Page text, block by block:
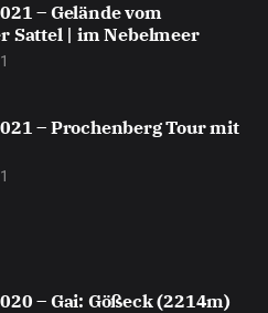
– Gelände vom
Sattel | im Nebelmeer
– Prochenberg Tour mit
– Gai: Gößeck (2214m)